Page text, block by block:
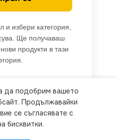
избери категория,
Ще получаваш
продукти в тази
experience on our
you agree to
да подобрим вашето
Продължавайки
се съгласявате с
бисквитки.